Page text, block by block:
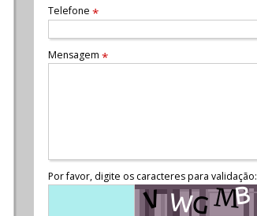
Telefone *
Mensagem *
Por favor, digite os caracteres para validação: